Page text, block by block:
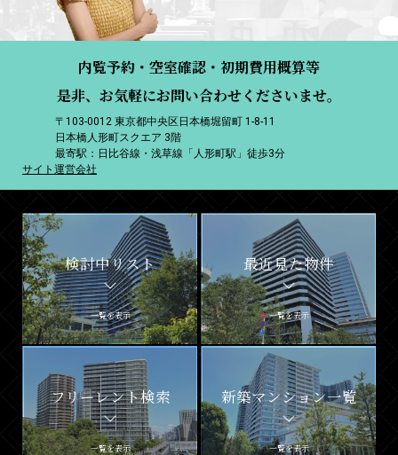
内覧予約・空室確認・初期費用概算等
是非、お気軽にお問い合わせくださいませ。
〒103-0012 東京都中央区日本橋堀留町 1-8-11
日本橋人形町スクエア 3階
最寄駅：日比谷線・浅草線「人形町駅」徒歩3分
サイト運営会社
検討中リスト
一覧を表示
最近見た物件
一覧を表示
フリーレント検索
一覧を表示
新築マンション一覧
一覧を表示